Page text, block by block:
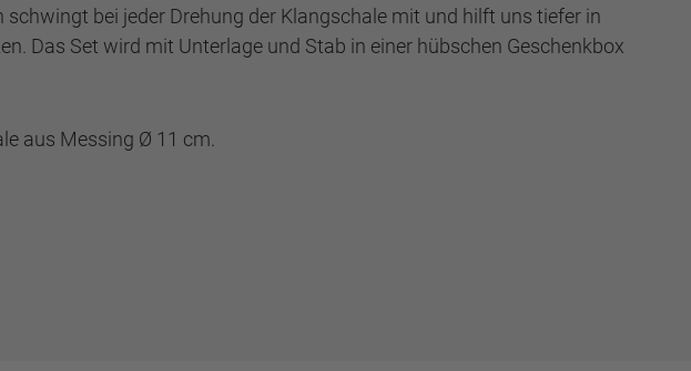
bei jeder Drehung der Klangschale mit und hilft uns tiefer in
Das Set wird mit Unterlage und Stab in einer hübschen Geschenkbox
aus Messing Ø 11 cm.